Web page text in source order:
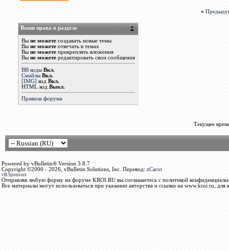
«
Ваши права в разделе
Вы не можетесоздавать новые темы
Вы не можетеотвечать в темах
Вы не можетеприкреплять вложения
Вы не можетередактировать свои сообщения
BB коды Вкл.
Смайлы Вкл.
[IMG] код Вкл.
HTML код Выкл.
Правила форума
Текущее
Powered by vBulletin® Version 3.8.7
Copyright ©2000 - 2026, vBulletin Solutions, Inc. Перевод: zCarot
vB.Sponsors
Отправляя любую форму на форуме KROI.RU вы соглашаетесь с политикой
Все материалы могут использоваться при указании авторства и ссылки на www.kroi.ru, для